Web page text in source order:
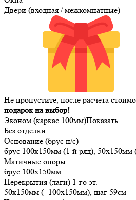
Двери (входная / межкомнатные)
Не пропустите, после расчета
подарок на выбор!
Эконом (каркас 100мм)Показать
Без отделки
Основание (брус н/с)
брус 100х150мм (1-й ряд), 50х150мм
Матичные опоры
брус 100х150мм
Перекрытия (лаги) 1-го эт.
50х150мм (+100х150мм), шаг 59см